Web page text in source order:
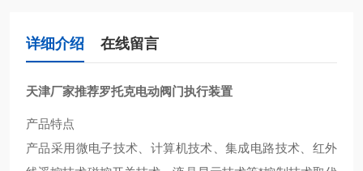
详细介绍 在线留言
天津厂家推荐罗托克电动阀门执行装置
产品特点
产品采用微电子技术、计算机技术、集成电路技术、红外